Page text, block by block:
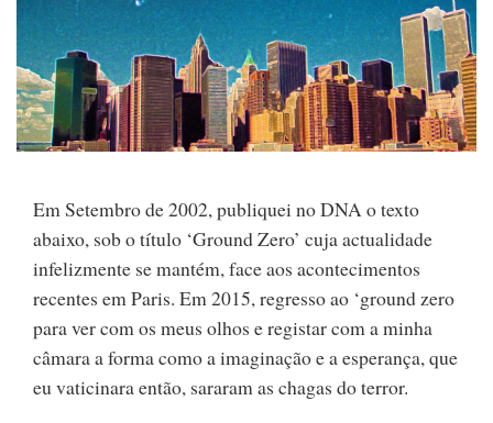
Em Setembro de 2002, publiquei no DNA o texto
abaixo, sob o título ‘Ground Zero’ cuja actualidade
infelizmente se mantém, face aos acontecimentos
recentes em Paris. Em 2015, regresso ao ‘ground zero
para ver com os meus olhos e registar com a minha
câmara a forma como a imaginação e a esperança, que
eu vaticinara então, sararam as chagas do terror.